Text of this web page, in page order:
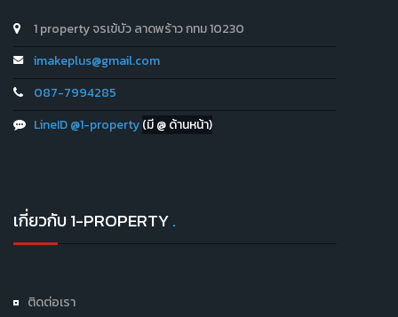
1 property จรเข้บัว ลาดพร้าว กทม 10230
imakeplus@gmail.com
087-7994285
LineID @1-property(มี @ ด้านหน้า)
เกี่ยวกับ 1-PROPERTY.
ติดต่อเรา